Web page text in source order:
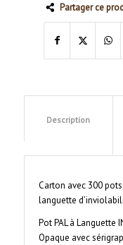
Partager ce
Description
Carton avec 300
languette
Pot PAL à Languette
Opaque avec